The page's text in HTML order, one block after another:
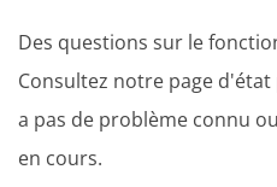
Des questions sur le
Consultez notre page
a pas de problème connu
en cours.